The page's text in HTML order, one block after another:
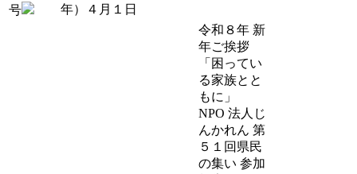
号
年）４月１日
令和８年 新
年ご挨拶
「困ってい
る家族とと
もに」
NPO 法人じ
んかれん 第
５１回県民
の集い 参加